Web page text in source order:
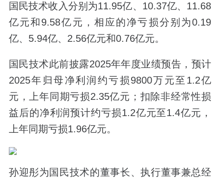
国民技术收入分别为11.95亿、10.37亿、11.68
亿元和9.58亿元，相应的净亏损分别为0.19
亿、5.94亿、2.56亿元和0.76亿元。
国民技术此前披露2025年年度业绩预告，预计
2025年归母净利润约亏损9800万元至1.2亿
元，上年同期亏损2.35亿元；扣除非经常性损
益后的净利润预计约亏损1.2亿元至1.4亿元，
上年同期亏损1.96亿元。
孙迎彤为国民技术的董事长、执行董事兼总经